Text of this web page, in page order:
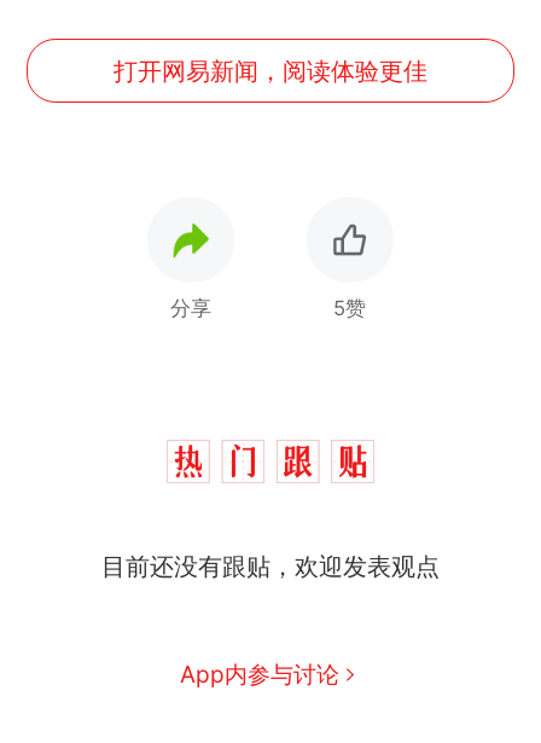
打开网易新闻，阅读体验更佳
分享 5赞
目前还没有跟贴，欢迎发表观点
App内参与讨论
么？
新
那个在床头放菜刀的女孩，
号，仅凭视频评出？中国烹饪
140多朵
美国渔民钓获鲨鱼徒手将其拽
回大海 目击者直呼震惊 （视频